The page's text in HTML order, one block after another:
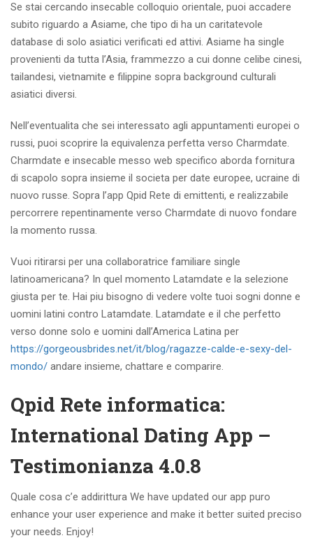
Se stai cercando insecable colloquio orientale, puoi accadere
subito riguardo a Asiame, che tipo di ha un caritatevole
database di solo asiatici verificati ed attivi. Asiame ha single
provenienti da tutta l’Asia, frammezzo a cui donne celibe cinesi,
tailandesi, vietnamite e filippine sopra background culturali
asiatici diversi.
Nell’eventualita che sei interessato agli appuntamenti europei o
russi, puoi scoprire la equivalenza perfetta verso Charmdate.
Charmdate e insecable messo web specifico aborda fornitura
di scapolo sopra insieme il societa per date europee, ucraine di
nuovo russe. Sopra l’app Qpid Rete di emittenti, e realizzabile
percorrere repentinamente verso Charmdate di nuovo fondare
la momento russa.
Vuoi ritirarsi per una collaboratrice familiare single
latinoamericana? In quel momento Latamdate e la selezione
giusta per te. Hai piu bisogno di vedere volte tuoi sogni donne e
uomini latini contro Latamdate. Latamdate e il che perfetto
verso donne solo e uomini dall’America Latina per
https://gorgeousbrides.net/it/blog/ragazze-calde-e-sexy-del-
mondo/ andare insieme, chattare e comparire.
Qpid Rete informatica:
International Dating App –
Testimonianza 4.0.8
Quale cosa c’e addirittura We have updated our app puro
enhance your user experience and make it better suited preciso
your needs. Enjoy!